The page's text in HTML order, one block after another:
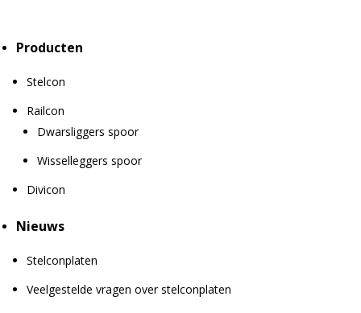
Producten
Stelcon
Railcon
Dwarsliggers spoor
Wisselleggers spoor
Divicon
Nieuws
Stelconplaten
Veelgestelde vragen over stelconplaten